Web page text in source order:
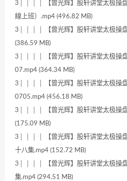
3│ │ │ │ 【曾光辉】股轩讲堂太极操
線上班）.mp4 (496.82 MB)
3│ │ │ │ 【曾光辉】股轩讲堂太极操
(386.59 MB)
3│ │ │ │ 【曾光辉】股轩讲堂太极操
07.mp4 (364.34 MB)
3│ │ │ │ 【曾光辉】股轩讲堂太极操
0705.mp4 (456.18 MB)
3│ │ │ │ 【曾光辉】股轩讲堂太极操
(175.09 MB)
3│ │ │ │ 【曾光辉】股轩讲堂太极操
十八集.mp4 (152.72 MB)
3│ │ │ │ 【曾光辉】股轩讲堂太极操
集.mp4 (294.51 MB)